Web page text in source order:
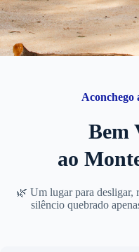
Aconchego
Bem
ao
🌿 Um lugar para desligar,
silêncio quebrado